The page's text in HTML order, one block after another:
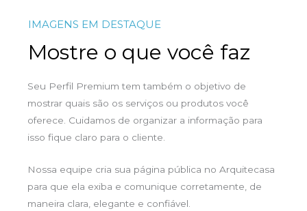
IMAGENS EM DESTAQUE
Mostre o que você faz
Seu Perfil Premium tem também o objetivo de
mostrar quais são os serviços ou produtos você
oferece. Cuidamos de organizar a informação para
isso fique claro para o cliente.
Nossa equipe cria sua página pública no Arquitecasa
para que ela exiba e comunique corretamente, de
maneira clara, elegante e confiável.